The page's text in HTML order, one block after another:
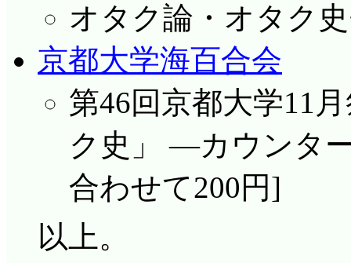
オタク論・オタク
京都大学海百合会
第46回京都大学11
ク史」 ―カウンタ
合わせて200円]
以上。